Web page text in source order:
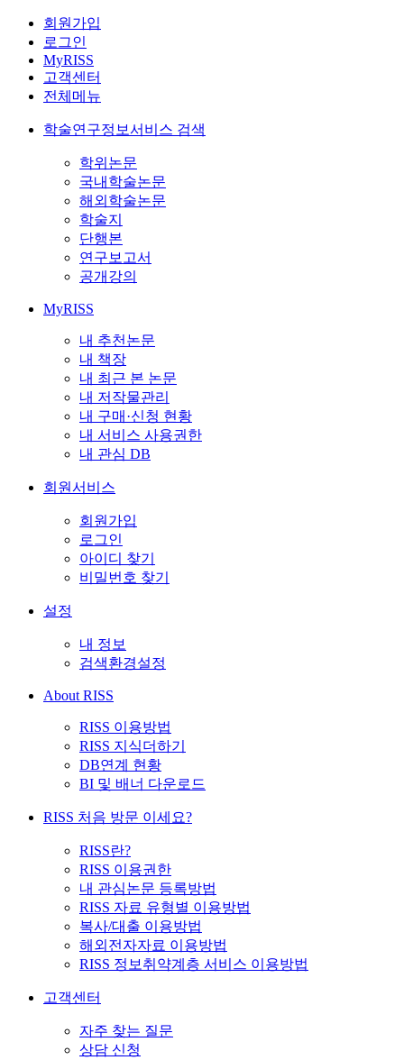
회원가입
로그인
MyRISS
고객센터
전체메뉴
학술연구정보서비스 검색
학위논문
국내학술논문
해외학술논문
학술지
단행본
연구보고서
공개강의
MyRISS
내 추천논문
내 책장
내 최근 본 논문
내 저작물관리
내 구매·신청 현황
내 서비스 사용권한
내 관심 DB
회원서비스
회원가입
로그인
아이디 찾기
비밀번호 찾기
설정
내 정보
검색환경설정
About RISS
RISS 이용방법
RISS 지식더하기
DB연계 현황
BI 및 배너 다운로드
RISS 처음 방문 이세요?
RISS란?
RISS 이용권한
내 관심논문 등록방법
RISS 자료 유형별 이용방법
복사/대출 이용방법
해외전자자료 이용방법
RISS 정보취약계층 서비스 이용방법
고객센터
자주 찾는 질문
상담 신청